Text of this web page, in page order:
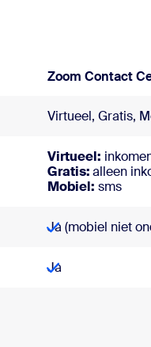
Zoom Contact
Virtueel, Gratis,
Virtueel:
Gratis:alleen
Mobiel: sms
Ja (mobiel niet
Ja